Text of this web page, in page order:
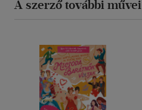
A szerző további művei